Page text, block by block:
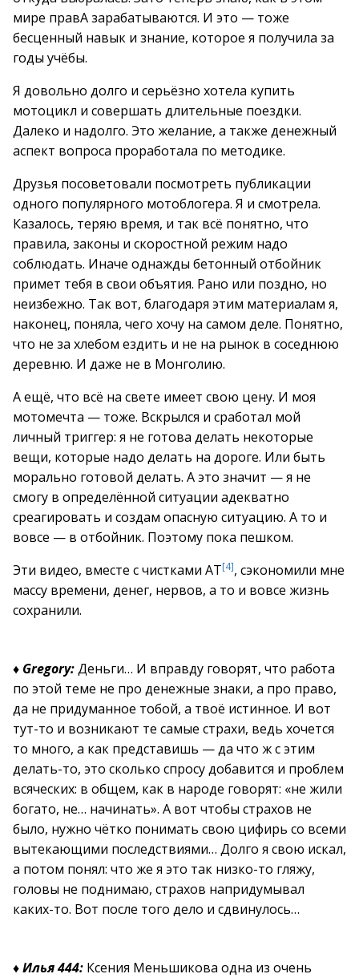
мире правА зарабатываются. И это — тоже
бесценный навык и знание, которое я получила за
годы учёбы.
Я довольно долго и серьёзно хотела купить
мотоцикл и совершать длительные поездки.
Далеко и надолго. Это желание, а также денежный
аспект вопроса проработала по методике.
Друзья посоветовали посмотреть публикации
одного популярного мотоблогера. Я и смотрела.
Казалось, теряю время, и так всё понятно, что
правила, законы и скоростной режим надо
соблюдать. Иначе однажды бетонный отбойник
примет тебя в свои объятия. Рано или поздно, но
неизбежно. Так вот, благодаря этим материалам я,
наконец, поняла, чего хочу на самом деле. Понятно,
что не за хлебом ездить и не на рынок в соседнюю
деревню. И даже не в Монголию.
А ещё, что всё на свете имеет свою цену. И моя
мотомечта — тоже. Вскрылся и сработал мой
личный триггер: я не готова делать некоторые
вещи, которые надо делать на дороге. Или быть
морально готовой делать. А это значит — я не
смогу в определённой ситуации адекватно
среагировать и создам опасную ситуацию. А то и
вовсе — в отбойник. Поэтому пока пешком.
Эти видео, вместе с чистками АТ[4], сэкономили мне
массу времени, денег, нервов, а то и вовсе жизнь
сохранили.
♦ Gregory:Деньги… И вправду говорят, что работа
по этой теме не про денежные знаки, а про право,
да не придуманное тобой, а твоё истинное. И вот
тут-то и возникают те самые страхи, ведь хочется
то много, а как представишь — да что ж с этим
делать-то, это сколько спросу добавится и проблем
всяческих: в общем, как в народе говорят: «не жили
богато, не… начинать». А вот чтобы страхов не
было, нужно чётко понимать свою цифирь со всеми
вытекающими последствиями… Долго я свою искал,
а потом понял: что же я это так низко-то гляжу,
головы не поднимаю, страхов напридумывал
каких-то. Вот после того дело и сдвинулось…
♦Илья 444: Ксения Меньшикова одна из очень